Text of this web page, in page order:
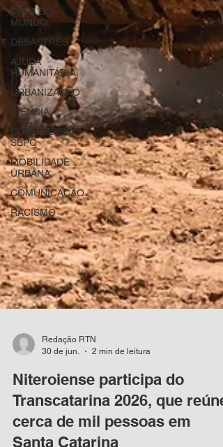
COPA DO
MUNDO
DESASTRES
AJUDA
HUMANITÁRIA
URBANIZAÇÃO
CIÊNCIA
CONGRESSO
SBPC
MOBILIDADE
URBANA
COMUNICAÇÃO
RACISMO
30 de jun.
2 min de leitura